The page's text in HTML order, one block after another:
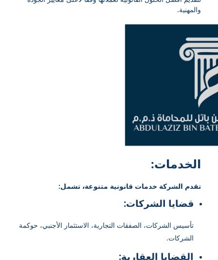
والمهنية.
الخدمات:
تقدم الشركة خدمات قانونية متنوعة، تشمل:
قضايا الشركات:
تأسيس الشركات، الصفقات التجارية، الاستثمار الأجنبي، حوكمة
الشركات.
القضايا العقارية: